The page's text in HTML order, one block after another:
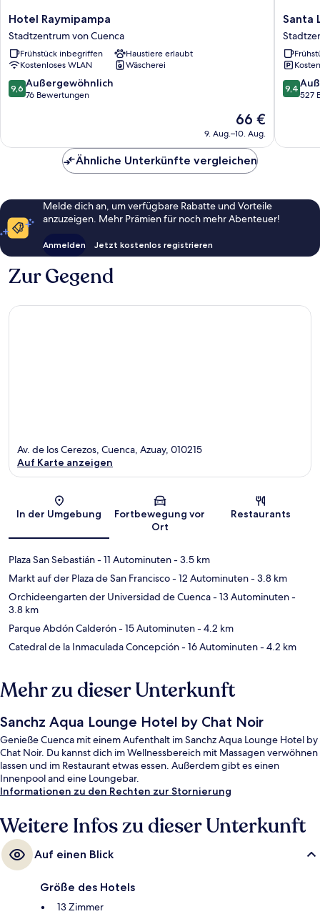
Hotel
Raymipampa
Stadtzentrum
von
Cuenca
Hotel Raymipampa
Stadtzentrum von Cuenca
Frühstück inbegriffen
Haustiere erlaubt
Kostenloses WLAN
Wäscherei
9.6
von
Bewertungen
9,6 Außergewöhnlich
76 Bewertungen
Der
Preis
beträgt
66 €
66 €
9. Aug.–10. Aug.
Santa
Lucia
House
-
Forum
von
Santa
9.4
von
9,4
527
Ähnliche Unterkünfte vergleichen
Melde dich an, um verfügbare Rabatte und Vorteile
anzuzeigen. Mehr Prämien für noch mehr Abenteuer!
Anmelden Jetzt kostenlos registrieren
Zur Gegend
Karte
Av. de los Cerezos, Cuenca, Azuay, 010215
Auf Karte anzeigen
In der Umgebung
Fortbewegung vor
Ort
Restaurants
Plaza San Sebastián- 11 Autominuten- 3.5 km
Markt auf der Plaza de San Francisco- 12 Autominuten- 3.8 km
Orchideengarten der Universidad de Cuenca- 13 Autominuten-
3.8 km
Parque Abdón Calderón- 15 Autominuten- 4.2 km
Catedral de la Inmaculada Concepción- 16 Autominuten- 4.2 km
Mehr zu dieser Unterkunft
Sanchz Aqua Lounge Hotel by Chat Noir
Genieße Cuenca mit einem Aufenthalt im Sanchz Aqua Lounge Hotel by
Chat Noir. Du kannst dich im Wellnessbereich mit Massagen verwöhnen
lassen und im Restaurant etwas essen. Außerdem gibt es einen
Innenpool and eine Loungebar.
Informationen zu den Rechten zur Stornierung
Weitere Infos zu dieser Unterkunft
Auf einen Blick
Größe des Hotels
13 Zimmer